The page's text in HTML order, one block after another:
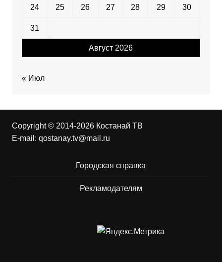
Август 2026
24 25 26 27 28 29 30
31
« Июл
Copyright © 2014-2026 Костанай ТВ
E-mail: qostanay.tv@mail.ru
Городская справка
Рекламодателям